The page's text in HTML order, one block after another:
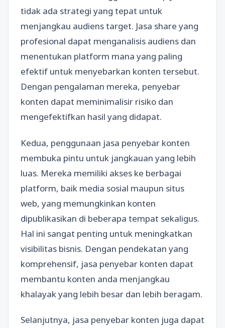
tidak ada strategi yang tepat untuk
menjangkau audiens target. Jasa share yang
profesional dapat menganalisis audiens dan
menentukan platform mana yang paling
efektif untuk menyebarkan konten tersebut.
Dengan pengalaman mereka, penyebar
konten dapat meminimalisir risiko dan
mengefektifkan hasil yang didapat.
Kedua, penggunaan jasa penyebar konten
membuka pintu untuk jangkauan yang lebih
luas. Mereka memiliki akses ke berbagai
platform, baik media sosial maupun situs
web, yang memungkinkan konten
dipublikasikan di beberapa tempat sekaligus.
Hal ini sangat penting untuk meningkatkan
visibilitas bisnis. Dengan pendekatan yang
komprehensif, jasa penyebar konten dapat
membantu konten anda menjangkau
khalayak yang lebih besar dan lebih beragam.
Selanjutnya, jasa penyebar konten juga dapat